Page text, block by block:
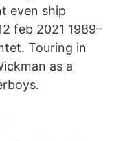
even ship
feb 2021 1989–
Touring in
as a